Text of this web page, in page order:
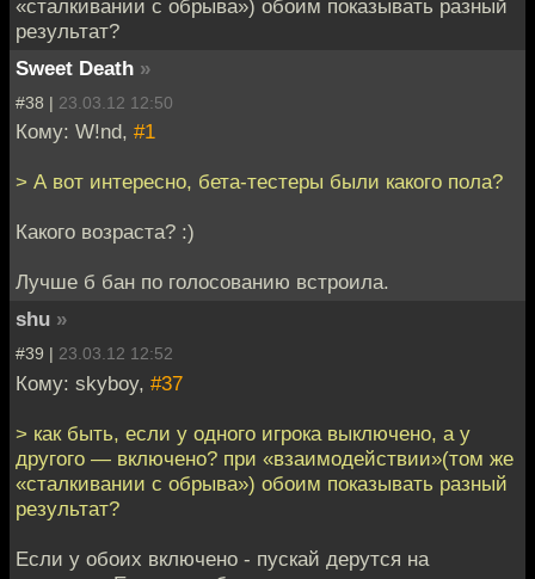
«сталкивании с обрыва») обоим показывать разный
результат?
Sweet Death »
#38 | 23.03.12 12:50
Кому: W!nd, #1
> А вот интересно, бета-тестеры были какого пола?
Какого возраста? :)
Лучше б бан по голосованию встроила.
shu »
#39 | 23.03.12 12:52
Кому: skyboy, #37
> как быть, если у одного игрока выключено, а у
другого — включено? при «взаимодействии»(том же
«сталкивании с обрыва») обоим показывать разный
результат?
Если у обоих включено - пускай дерутся на